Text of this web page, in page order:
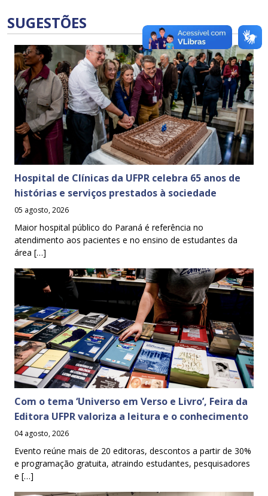
SUGESTÕES
Hospital de Clínicas da UFPR celebra 65 anos de
histórias e serviços prestados à sociedade
05 agosto, 2026
Maior hospital público do Paraná é referência no
atendimento aos pacientes e no ensino de estudantes da
área […]
Com o tema ‘Universo em Verso e Livro’, Feira da
Editora UFPR valoriza a leitura e o conhecimento
04 agosto, 2026
Evento reúne mais de 20 editoras, descontos a partir de 30%
e programação gratuita, atraindo estudantes, pesquisadores
e […]